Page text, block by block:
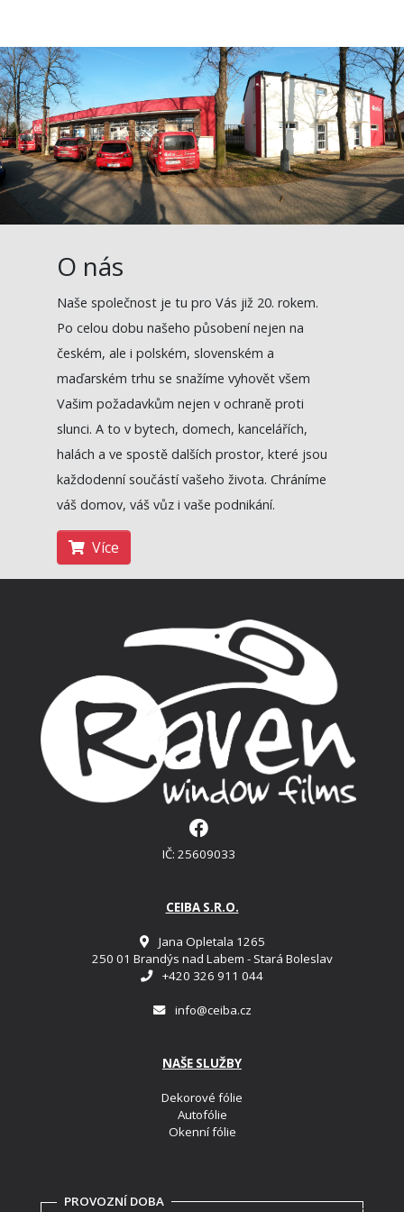
O nás
Naše společnost je tu pro Vás již 20. rokem.
Po celou dobu našeho působení nejen na
českém, ale i polském, slovenském a
maďarském trhu se snažíme vyhovět všem
Vašim požadavkům nejen v ochraně proti
slunci. A to v bytech, domech, kancelářích,
halách a ve spostě dalších prostor, které jsou
každodenní součástí vašeho života. Chráníme
váš domov, váš vůz i vaše podnikání.
Více
IČ: 25609033
CEIBA S.R.O.
Jana Opletala 1265
250 01 Brandýs nad Labem - Stará Boleslav
+420 326 911 044
info@ceiba.cz
NAŠE SLUŽBY
Dekorové fólie
Autofólie
Okenní fólie
PROVOZNÍ DOBA